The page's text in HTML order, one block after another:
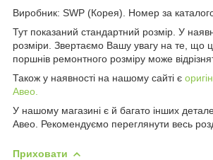
Виробник: SWP (Корея). Номер за
Тут показаний стандартний розмір. У
розміри. Звертаємо Вашу увагу на те, що
поршнів ремонтного розміру може
Також у наявності на нашому сайті є
Авео.
У нашому магазині є й багато інших
Авео. Рекомендуємо переглянути весь
Приховати